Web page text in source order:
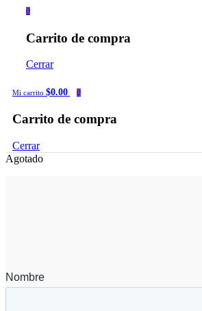
0
Carrito de compra
Cerrar
Mi carrito $0.00 0
Carrito de compra
Cerrar
Agotado